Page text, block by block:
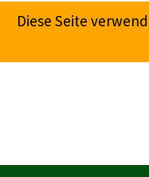
Springe
zum
Diese Seite